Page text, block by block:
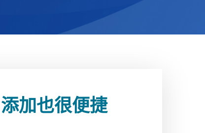
加也很便捷